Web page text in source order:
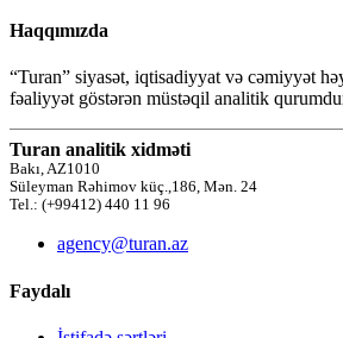
Haqqımızda
“Turan” siyasət, iqtisadiyyat və cəmiyyət
fəaliyyət göstərən müstəqil analitik
Turan analitik xidməti
Bakı, AZ1010
Süleyman Rəhimov küç.,186, Mən. 24
Tel.: (+99412) 440 11 96
agency@turan.az
Faydalı